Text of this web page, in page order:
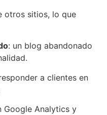
otros sitios, lo que
: un blog abandonado
a clientes en
Google Analytics y